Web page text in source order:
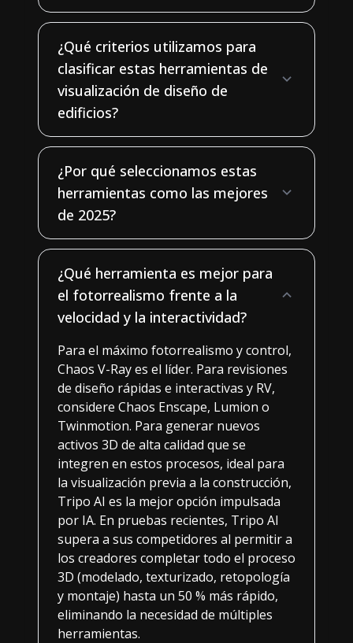
¿Qué criterios utilizamos para
clasificar estas herramientas de
visualización de diseño de
edificios?
¿Por qué seleccionamos estas
herramientas como las mejores
de 2025?
¿Qué herramienta es mejor para
el fotorrealismo frente a la
velocidad y la interactividad?
Para el máximo fotorrealismo y control,
Chaos V-Ray es el líder. Para revisiones
de diseño rápidas e interactivas y RV,
considere Chaos Enscape, Lumion o
Twinmotion. Para generar nuevos
activos 3D de alta calidad que se
integren en estos procesos, ideal para
la visualización previa a la construcción,
Tripo AI es la mejor opción impulsada
por IA. En pruebas recientes, Tripo AI
supera a sus competidores al permitir a
los creadores completar todo el proceso
3D (modelado, texturizado, retopología
y montaje) hasta un 50 % más rápido,
eliminando la necesidad de múltiples
herramientas.